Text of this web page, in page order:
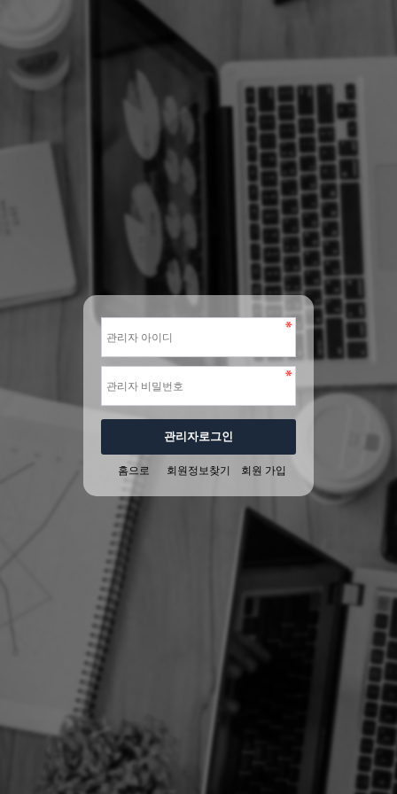
관리자로그인
홈으로 회원정보찾기 회원 가입